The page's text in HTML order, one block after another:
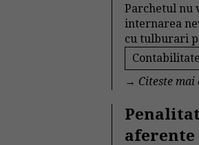
Parchetul nu
internarea
cu tulburari
→ Citeste mai